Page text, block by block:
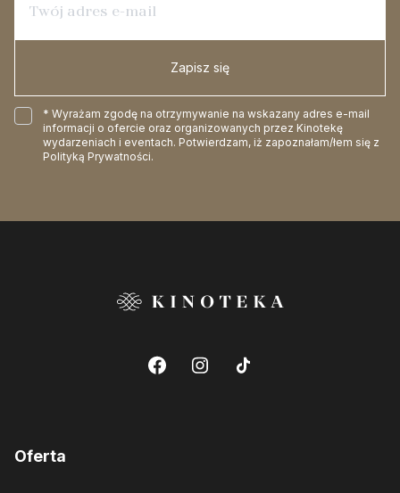
Zapisz się
* Wyrażam zgodę na otrzymywanie na wskazany adres e-mail
informacji o ofercie oraz organizowanych przez Kinotekę
wydarzeniach i eventach. Potwierdzam, iż zapoznałam/łem się z
Polityką Prywatności.
Oferta